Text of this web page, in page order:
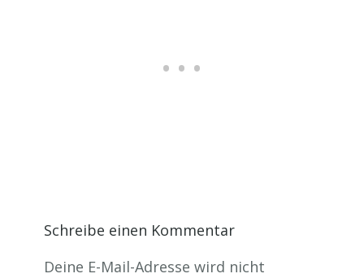
Schreibe einen Kommentar
Deine E-Mail-Adresse wird nicht